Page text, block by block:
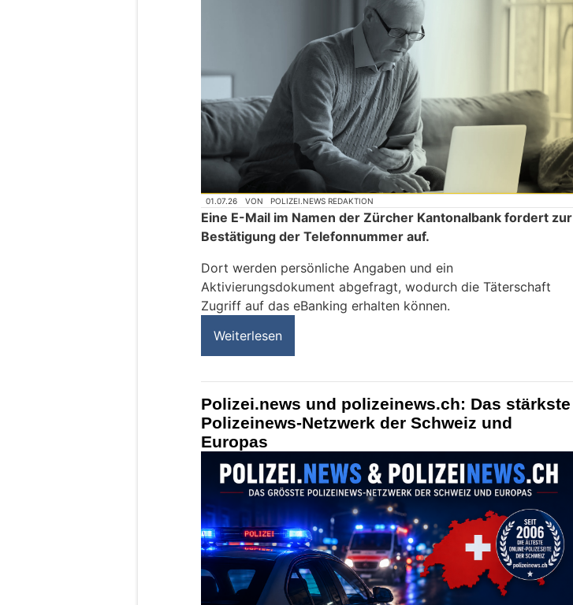
01.07.26 VON POLIZEI.NEWS REDAKTION
Eine E-Mail im Namen der Zürcher Kantonalbank fordert zur
Bestätigung der Telefonnummer auf.
Dort werden persönliche Angaben und ein
Aktivierungsdokument abgefragt, wodurch die Täterschaft
Zugriff auf das eBanking erhalten können.
Weiterlesen
Polizei.news und polizeinews.ch: Das stärkste
Polizeinews-Netzwerk der Schweiz und
Europas